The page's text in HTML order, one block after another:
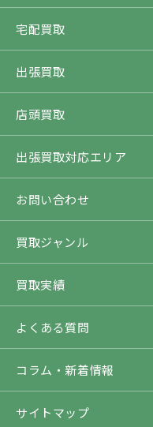
宅配買取
出張買取
店頭買取
出張買取対応エリア
お問い合わせ
買取ジャンル
買取実績
よくある質問
コラム・新着情報
サイトマップ